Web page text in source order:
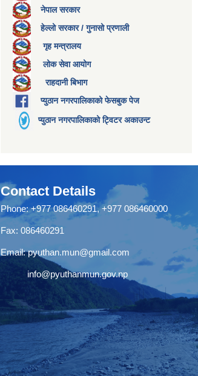
नेपाल सरकार
हेल्लो सरकार / गुनासो प्रणाली
गृह मन्त्रालय
लोक सेवा आयोग
राहदानी बिभाग
प्युठान नगरपालिकाको फेसबुक पेज
प्युठान नगरपालिकाको ट्विटर अकाउन्ट
Contact Details
Phone: +977 086460291, +977 086460000
Fax: 086460291
Email:pyuthan.mun@gmail.com
info@pyuthanmun.gov.np